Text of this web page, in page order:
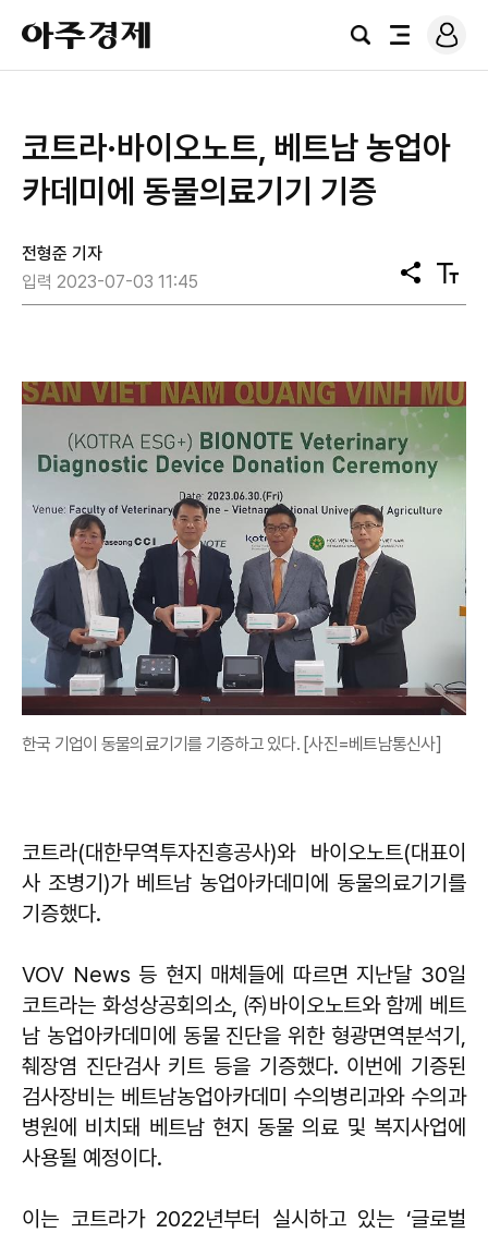
아
주
경
검
전
로
그
코트라·바이오노트, 베트남 농업아
카데미에 동물의료기기 기증
전형준 기자
입력 2023-07-03 11:45
공
유
텍
스
한국 기업이 동물의료기기를 기증하고 있다. [사진=베트남통신사]
코트라(대한무역투자진흥공사)와 바이오노트(대표이
사 조병기)가 베트남 농업아카데미에 동물의료기기를
기증했다.
VOV News 등 현지 매체들에 따르면 지난달 30일
코트라는 화성상공회의소, ㈜바이오노트와 함께 베트
남 농업아카데미에 동물 진단을 위한 형광면역분석기,
췌장염 진단검사 키트 등을 기증했다. 이번에 기증된
검사장비는 베트남농업아카데미 수의병리과와 수의과
병원에 비치돼 베트남 현지 동물 의료 및 복지사업에
사용될 예정이다.
이는 코트라가 2022년부터 실시하고 있는 ‘글로벌